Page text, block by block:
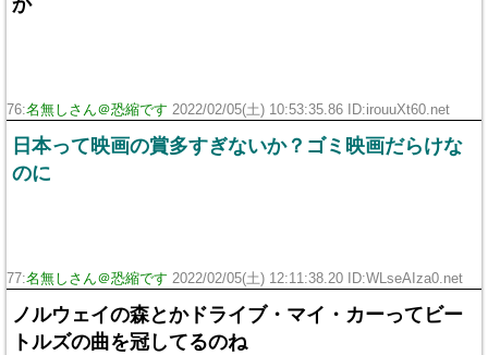
か
76:名無しさん＠恐縮です 2022/02/05(土) 10:53:35.86 ID:irouuXt60.net
日本って映画の賞多すぎないか？ゴミ映画だらけな
のに
77:名無しさん＠恐縮です 2022/02/05(土) 12:11:38.20 ID:WLseAIza0.net
ノルウェイの森とかドライブ・マイ・カーってビー
トルズの曲を冠してるのね